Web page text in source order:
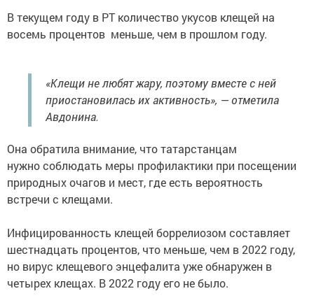
В текущем году в РТ количество укусов клещей на
восемь процентов меньше, чем в прошлом году.
«Клещи не любят жару, поэтому вместе с ней
приостановилась их активность», — отметила
Авдонина.
Она обратила внимание, что татарстанцам
нужно соблюдать меры профилактики при посещении
природных очагов и мест, где есть вероятность
встречи с клещами.
Инфицированность клещей боррелиозом составляет
шестнадцать процентов, что меньше, чем в 2022 году,
но вирус клещевого энцефалита уже обнаружен в
четырех клещах. В 2022 году его не было.